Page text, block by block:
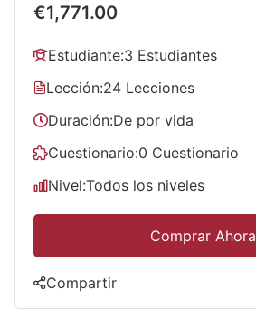
€1,771.00
Estudiante:3 Estudiantes
Lección:24 Lecciones
Duración:De por vida
Cuestionario:0 Cuestionario
Nivel:Todos los niveles
Comprar Ahora
Compartir